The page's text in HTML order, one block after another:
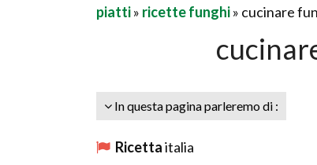
piatti» ricette funghi» cucinare
In questa pagina parleremo di :
Ricettaitalia